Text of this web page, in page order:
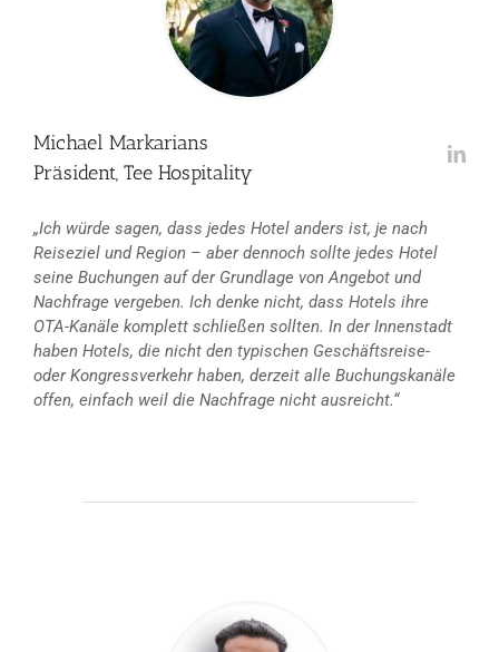
Michael Markarians
Präsident, Tee Hospitality
„Ich würde sagen, dass jedes Hotel anders ist, je nach
Reiseziel und Region – aber dennoch sollte jedes Hotel
seine Buchungen auf der Grundlage von Angebot und
Nachfrage vergeben. Ich denke nicht, dass Hotels ihre
OTA-Kanäle komplett schließen sollten. In der Innenstadt
haben Hotels, die nicht den typischen Geschäftsreise-
oder Kongressverkehr haben, derzeit alle Buchungskanäle
offen, einfach weil die Nachfrage nicht ausreicht.“